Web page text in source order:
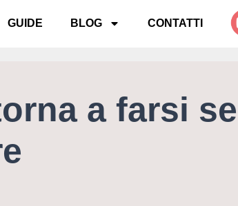
GUIDE BLOG CONTATTI
a farsi